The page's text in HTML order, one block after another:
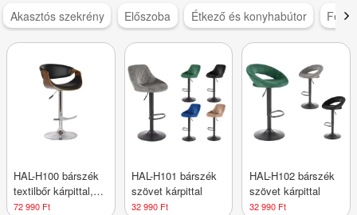
Akasztós szekrény Előszoba Étkező és konyhabútor
HAL-H100 bárszék
textilbőr kárpittal,
lábtartóval
72 990 Ft
HAL-H101 bárszék
szövet kárpittal
32 990 Ft
HAL-H102 bárszék
szövet kárpittal
32 990 Ft